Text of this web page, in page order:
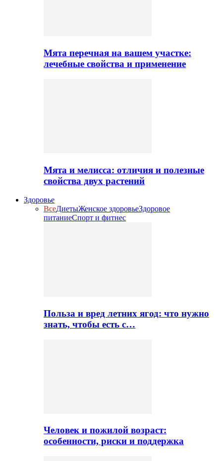
Мята перечная на вашем участке:
лечебные свойства и применение
Мята и мелисса: отличия и полезные
свойства двух растений
Здоровье
ВсеДиетыЖенское здоровьеЗдоровое
питаниеСпорт и фитнес
Польза и вред летних ягод: что нужно
знать, чтобы есть с…
Человек и пожилой возраст:
особенности, риски и поддержка